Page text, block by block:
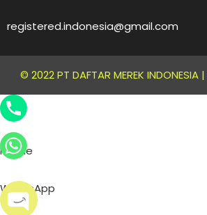
registered.indonesia@gmail.com
© 2022 PT DAFTAR MEREK INDONESIA |
Phone
Phone
WhatsApp
WhatsApp